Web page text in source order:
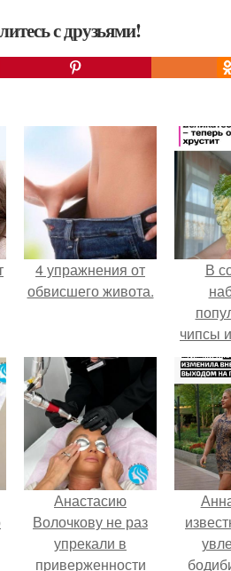
с друзьями!
4 упражнения от
обвисшего живота.
В
чипсы
Анастасию
Волочкову не раз
упрекали в
приверженности